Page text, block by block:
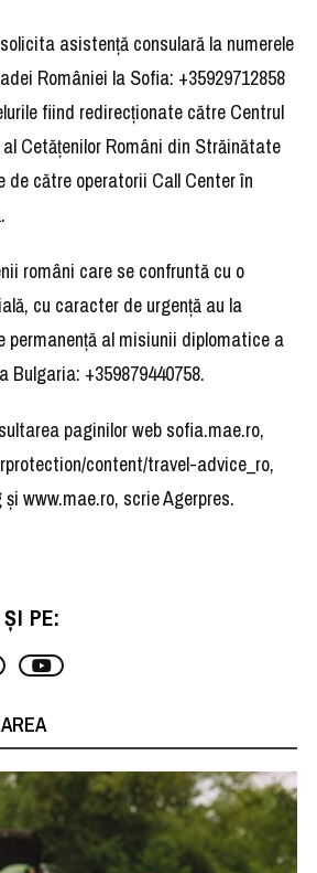
asistenţă consulară la numerele
României la Sofia: +35929712858
fiind redirecţionate către Centrul
Cetăţenilor Români din Străinătate
de către operatorii Call Center în
români care se confruntă cu o
cu caracter de urgenţă au la
permanenţă al misiunii diplomatice a
Bulgaria: +359879440758.
paginilor web sofia.mae.ro,
content/travel-advice_ro,
www.mae.ro, scrie Agerpres.
PE: